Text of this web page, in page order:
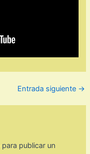
Entrada siguiente →
para publicar un